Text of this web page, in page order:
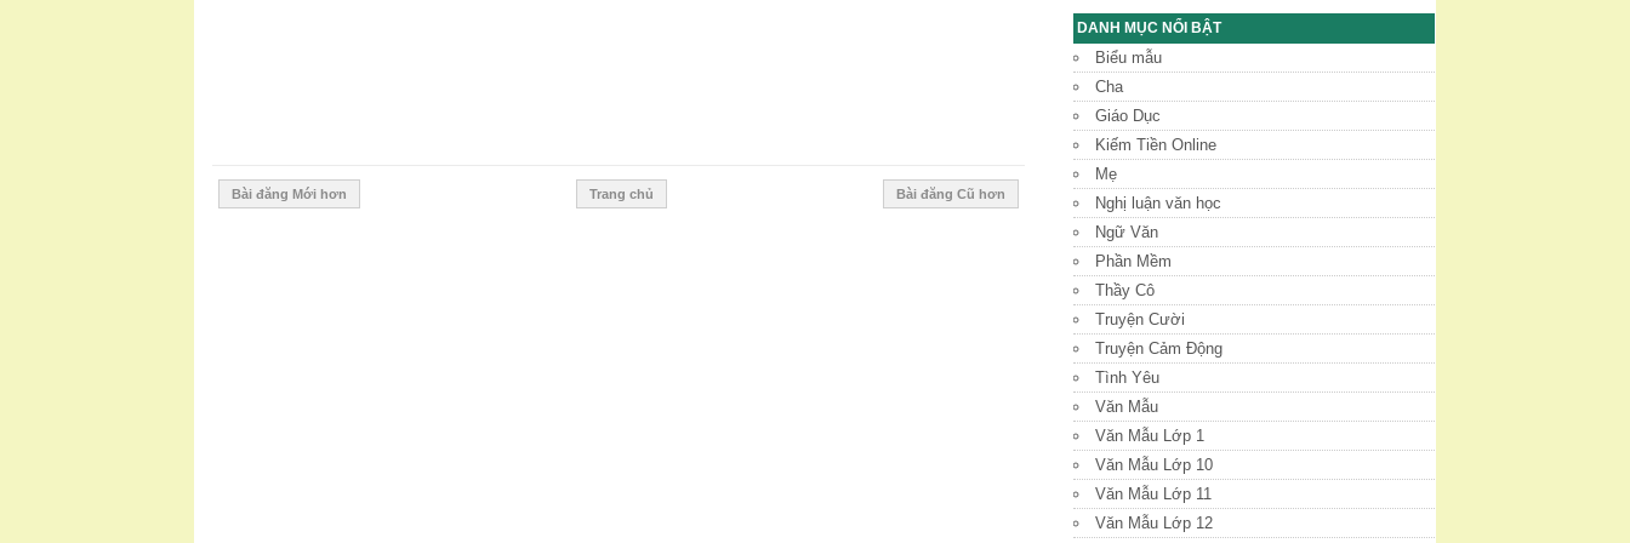
Bài đăng Mới hơn Bài đăng Cũ hơn
Trang chủ
DANH MỤC NỔI BẬT
Biểu mẫu
Cha
Giáo Dục
Kiếm Tiền Online
Mẹ
Nghị luận văn học
Ngữ Văn
Phần Mềm
Thầy Cô
Truyện Cười
Truyện Cảm Động
Tình Yêu
Văn Mẫu
Văn Mẫu Lớp 1
Văn Mẫu Lớp 10
Văn Mẫu Lớp 11
Văn Mẫu Lớp 12